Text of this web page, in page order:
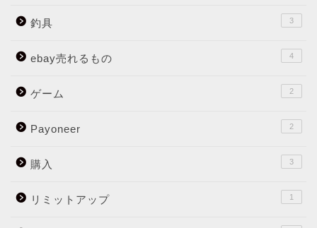
釣具 3
ebay売れるもの 4
ゲーム 2
Payoneer 2
購入 3
リミットアップ 1